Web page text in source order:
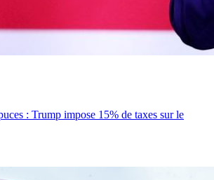
: Trump impose 15% de taxes sur le